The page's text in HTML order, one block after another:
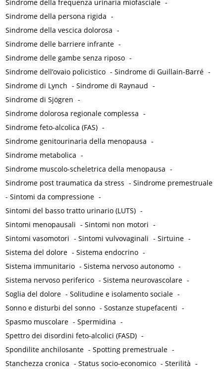
Sindrome della frequenza urinaria miofasciale -
Sindrome della persona rigida -
Sindrome della vescica dolorosa -
Sindrome delle barriere infrante -
Sindrome delle gambe senza riposo -
Sindrome dell’ovaio policistico -Sindrome di Guillain-Barré -
Sindrome di Lynch -Sindrome di Raynaud -
Sindrome di Sjögren -
Sindrome dolorosa regionale complessa -
Sindrome feto-alcolica (FAS) -
Sindrome genitourinaria della menopausa -
Sindrome metabolica -
Sindrome muscolo-scheletrica della menopausa -
Sindrome post traumatica da stress -Sindrome premestruale
-Sintomi da compressione -
Sintomi del basso tratto urinario (LUTS) -
Sintomi menopausali -Sintomi non motori -
Sintomi vasomotori -Sintomi vulvovaginali -Sirtuine -
Sistema del dolore -Sistema endocrino -
Sistema immunitario -Sistema nervoso autonomo -
Sistema nervoso periferico -Sistema neurovascolare -
Soglia del dolore -Solitudine e isolamento sociale -
Sonno e disturbi del sonno -Sostanze stupefacenti -
Spasmo muscolare -Spermidina -
Spettro dei disordini feto-alcolici (FASD) -
Spondilite anchilosante -Spotting premestruale -
Stanchezza cronica -Status socio-economico -Sterilità -